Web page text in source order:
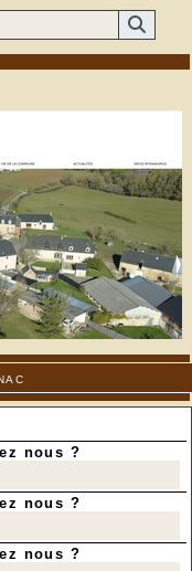
nous ?
nous ?
nous ?